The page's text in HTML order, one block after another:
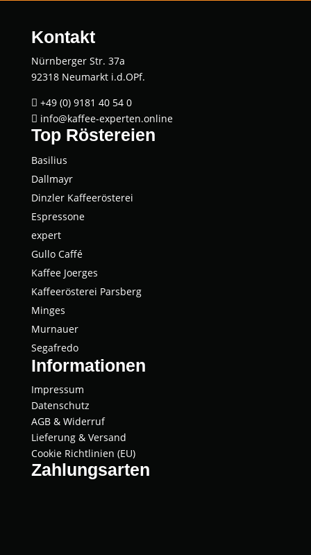
Kontakt
Nürnberger Str. 37a
92318 Neumarkt i.d.OPf.
 +49 (0) 9181 40 54 0
 info@kaffee-experten.online
Top Röstereien
Basi­li­us
Dall­mayr
Dinz­ler Kaffeerösterei
Espres­so­ne
expert
Gul­lo Caffé
Kaffee Joer­ges
Kaf­fee­rös­te­rei Parsberg
Min­ges
Mur­nau­er
Segaf­re­do
Informationen
Impressum
Datenschutz
AGB & Widerruf
Lieferung & Versand
Cookie Richtlinien (EU)
Zahlungsarten